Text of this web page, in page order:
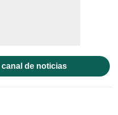
canal de noticias